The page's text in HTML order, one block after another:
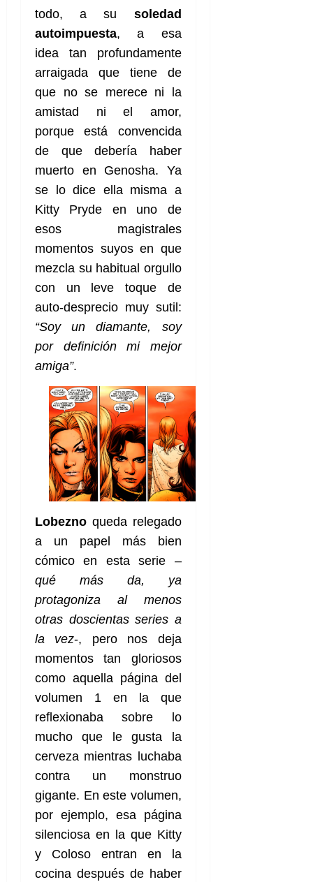
todo, a su soledad
autoimpuesta, a esa
idea tan profundamente
arraigada que tiene de
que no se merece ni la
amistad ni el amor,
porque está convencida
de que debería haber
muerto en Genosha. Ya
se lo dice ella misma a
Kitty Pryde en uno de
esos magistrales
momentos suyos en que
mezcla su habitual orgullo
con un leve toque de
auto-desprecio muy sutil:
“Soy un diamante, soy
por definición mi mejor
amiga”.
Lobezno queda relegado
a un papel más bien
cómico en esta serie –
qué más da, ya
protagoniza al menos
otras doscientas series a
la vez-, pero nos deja
momentos tan gloriosos
como aquella página del
volumen 1 en la que
reflexionaba sobre lo
mucho que le gusta la
cerveza mientras luchaba
contra un monstruo
gigante. En este volumen,
por ejemplo, esa página
silenciosa en la que Kitty
y Coloso entran en la
cocina después de haber